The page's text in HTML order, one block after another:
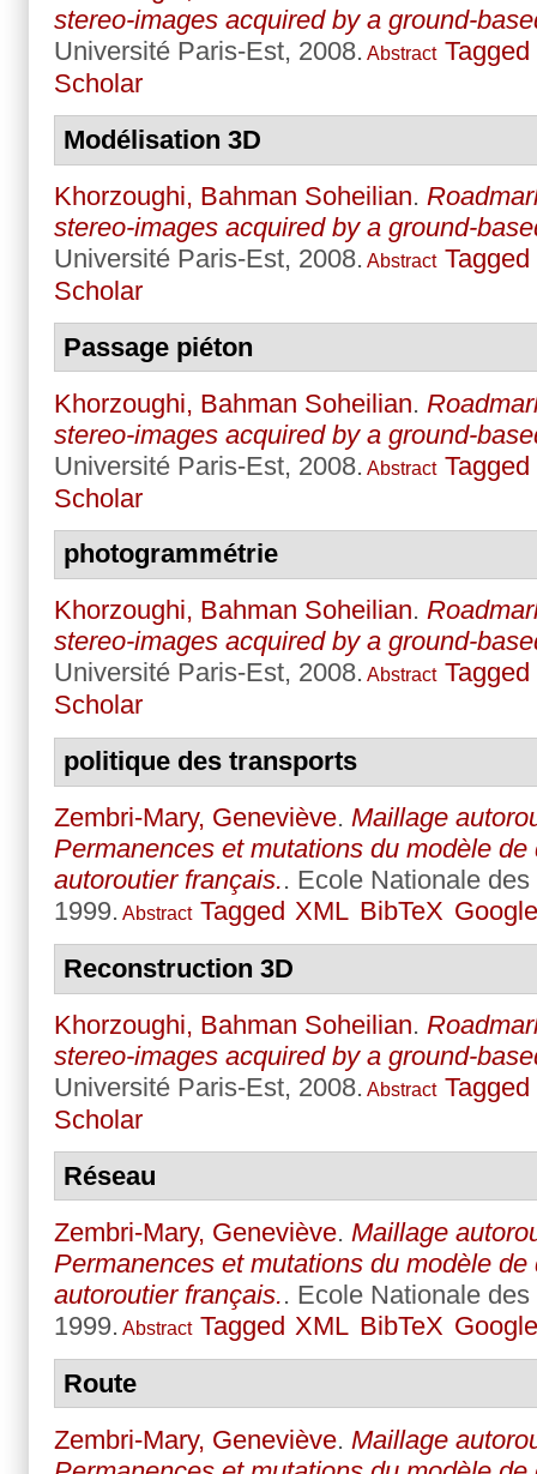
stereo-images acquired by a ground-
Université Paris-Est, 2008. Abstract Tagged
Scholar
Modélisation 3D
Khorzoughi, Bahman Soheilian.
stereo-images acquired by a ground-
Université Paris-Est, 2008. Abstract Tagged
Scholar
Passage piéton
Khorzoughi, Bahman Soheilian.
stereo-images acquired by a ground-
Université Paris-Est, 2008. Abstract Tagged
Scholar
photogrammétrie
Khorzoughi, Bahman Soheilian.
stereo-images acquired by a ground-
Université Paris-Est, 2008. Abstract Tagged
Scholar
politique des transports
Zembri-Mary, Geneviève. Maillage
Permanences et mutations du modèle
autoroutier français.. Ecole Nationale
1999. Abstract Tagged XML BibTeX
Reconstruction 3D
Khorzoughi, Bahman Soheilian.
stereo-images acquired by a ground-
Université Paris-Est, 2008. Abstract Tagged
Scholar
Réseau
Zembri-Mary, Geneviève. Maillage
Permanences et mutations du modèle
autoroutier français.. Ecole Nationale
1999. Abstract Tagged XML BibTeX
Route
Zembri-Mary, Geneviève. Maillage